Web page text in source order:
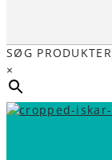
SØG PRODUKTER
×